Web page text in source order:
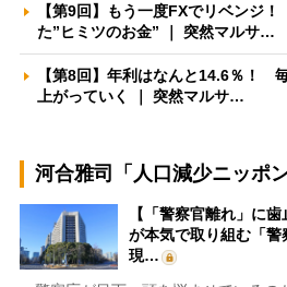
【第9回】もう一度FXでリベンジ
た”ヒミツのお金” ｜ 突然マルサ…
【第8回】年利はなんと14.6％！
上がっていく ｜ 突然マルサ…
河合雅司「人口減少ニッポ
【「警察官離れ」に
が本気で取り組む「
現…